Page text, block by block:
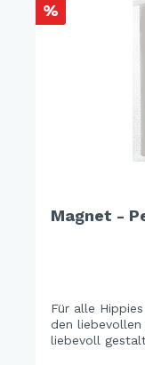
%
Für alle
den liebevollen
liebevoll